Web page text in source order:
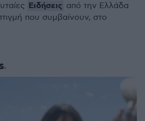
Ειδήσεις από την Ελλάδα
που συμβαίνουν, στο